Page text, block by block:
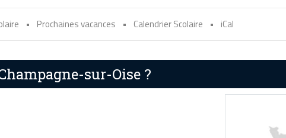
• Prochaines vacances • Calendrier Scolaire • iCal
sur-Oise ?